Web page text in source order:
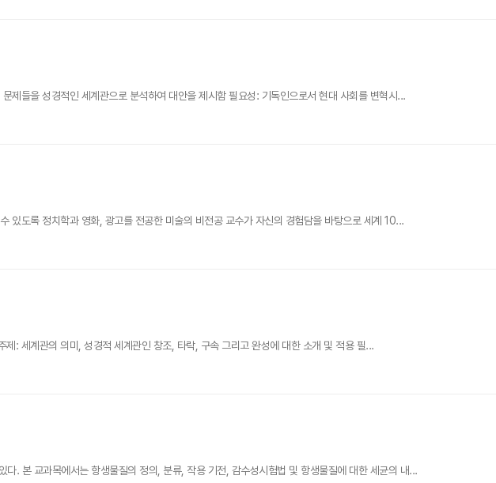
제들을 성경적인 세계관으로 분석하여 대안을 제시함 필요성: 기독인으로서 현대 사회를 변혁시...
있도록 정치학과 영화, 광고를 전공한 미술의 비전공 교수가 자신의 경험담을 바탕으로 세계 10...
: 세계관의 의미, 성경적 세계관인 창조, 타락, 구속 그리고 완성에 대한 소개 및 적용 필...
. 본 교과목에서는 항생물질의 정의, 분류, 작용 기전, 감수성시험법 및 항생물질에 대한 세균의 내...